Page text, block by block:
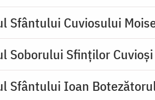
Sfântului Cuviosului
Soborului Sfinților
Sfântului Ioan